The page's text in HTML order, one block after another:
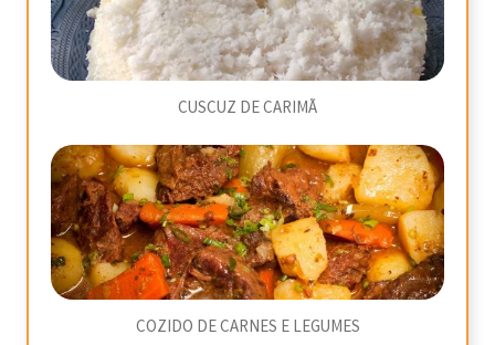
CUSCUZ DE CARIMÃ
COZIDO DE CARNES E LEGUMES